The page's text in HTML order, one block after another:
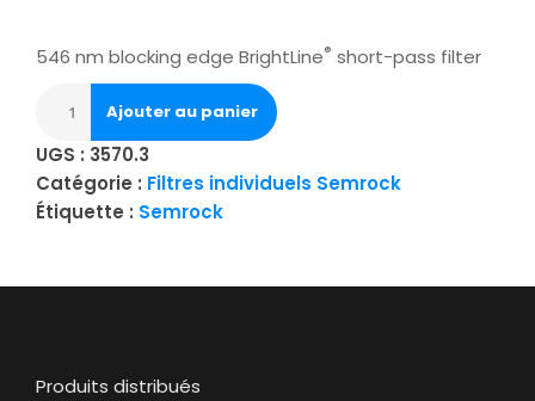
546 nm blocking edge BrightLine® short-pass filter
Ajouter au panier
UGS : 3570.3
Catégorie : Filtres individuels Semrock
Étiquette : Semrock
Produits distribués